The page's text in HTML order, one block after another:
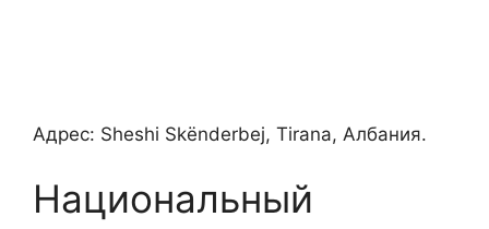
Адрес: Sheshi Skënderbej, Tirana, Албания.
Национальный